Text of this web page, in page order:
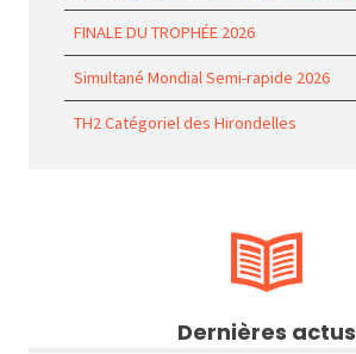
FINALE DU TROPHÉE 2026
Simultané Mondial Semi-rapide 2026
TH2 Catégoriel des Hirondelles
Dernières actus